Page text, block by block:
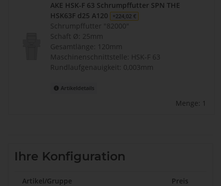
AKE HSK-F 63 Schrumpffutter SPN THE
HSK63F d25 A120
+224,02 €
Schrumpffutter "82000"
Schaft Ø: 25mm
Gesamtlänge: 120mm
Maschinenschnittstelle: HSK-F 63
Rundlaufgenauigkeit: 0,003mm
Artikeldetails
Menge: 1
Ihre Konfiguration
Artikel/Gruppe Preis